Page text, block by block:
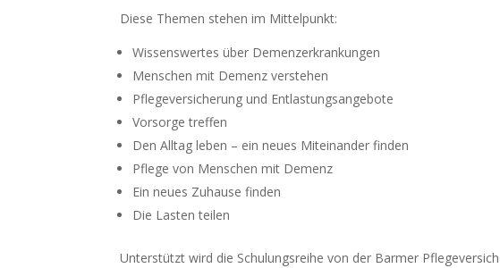
Diese Themen stehen im Mittelpunkt:
Wissenswertes über Demenzerkrankungen
Menschen mit Demenz verstehen
Pflegeversicherung und Entlastungsangebote
Vorsorge treffen
Den Alltag leben – ein neues Miteinander finden
Pflege von Menschen mit Demenz
Ein neues Zuhause finden
Die Lasten teilen
Unterstützt wird die Schulungsreihe von der Barmer